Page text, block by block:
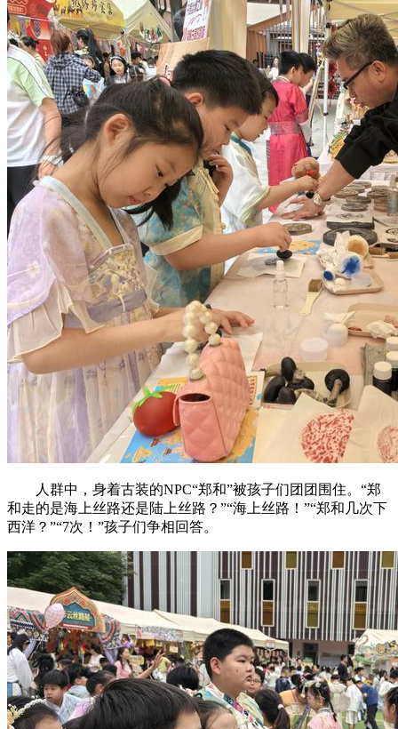
人群中，身着古装的NPC“郑和”被孩子们团团围住。“郑
和走的是海上丝路还是陆上丝路？”“海上丝路！”“郑和几次下
西洋？”“7次！”孩子们争相回答。